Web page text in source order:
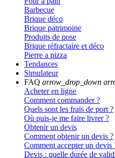
Barbecue
Brique déco
Brique patrimoine
Produits de pose
Brique réfractaire et déco
Pierre a pizza
Tendances
Simulateur
FAQ arrow_drop_down
Acheter en ligne
Comment commander ?
Quels sont les frais de port ?
Où puis-je me faire livrer ?
Obtenir un devis
Comment obtenir un devis ?
Comment accepter un devis
Devis : quelle durée de